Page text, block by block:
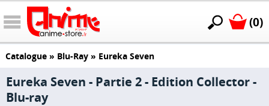
(0)
Catalogue» Blu-Ray» Eureka Seven
Eureka Seven - Partie 2 - Edition Collector -
Blu-ray